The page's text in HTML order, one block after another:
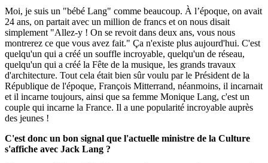
Moi, je suis un "bébé Lang" comme beaucoup. À l’époque, on avait
24 ans, on partait avec un million de francs et on nous disait
simplement "Allez-y ! On se revoit dans deux ans, vous nous
montrerez ce que vous avez fait." Ça n'existe plus aujourd'hui. C'est
quelqu'un qui a créé un souffle incroyable, quelqu'un de réseau,
quelqu'un qui a créé la Fête de la musique, les grands travaux
d'architecture. Tout cela était bien sûr voulu par le Président de la
République de l'époque, François Mitterrand, néanmoins, il incarnait
et il incarne toujours, ainsi que sa femme Monique Lang, c'est un
couple qui incarne la France. Il a une popularité incroyable auprès
des jeunes !
C'est donc un bon signal que l'actuelle ministre de la Culture
s'affiche avec Jack Lang ?